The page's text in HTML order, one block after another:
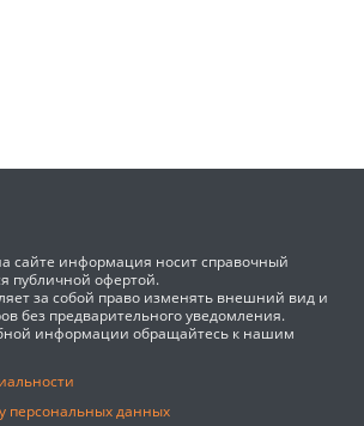
сайте информация носит справочный
публичной офертой.
за собой право изменять внешний вид и
без предварительного уведомления.
информации обращайтесь к нашим
персональных данных